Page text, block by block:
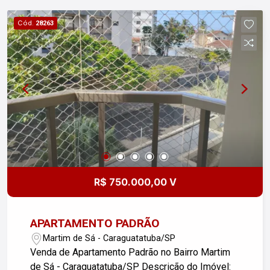
busca conforto e um espaço aconchegante para
viver. Aceita financiamento, facilitando a
realização do seu sonho! Não perca essa
oportunidade! Entre em contato e agende uma
visita!
Cód. 28263
R$ 750.000,00 V
APARTAMENTO PADRÃO
Martim de Sá - Caraguatatuba/SP
Venda de Apartamento Padrão no Bairro Martim
de Sá - Caraguatatuba/SP Descrição do Imóvel: